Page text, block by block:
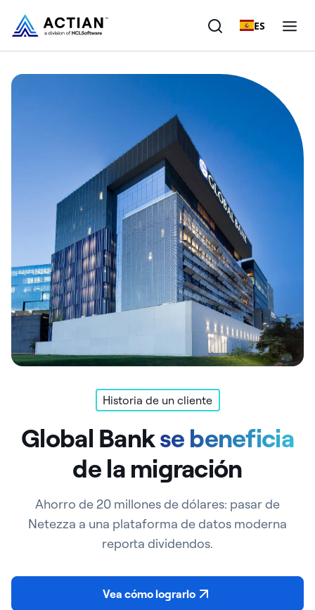
ES
Productos
Recursos
Historia de un cliente
Global Bankse beneficia
de la migración
Ahorro de 20 millones de dólares: pasar de
Netezza a una plataforma de datos moderna
reporta dividendos.
Vea cómo lograrlo